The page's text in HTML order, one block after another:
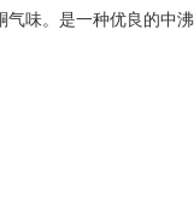
气味。是一种优良的中沸